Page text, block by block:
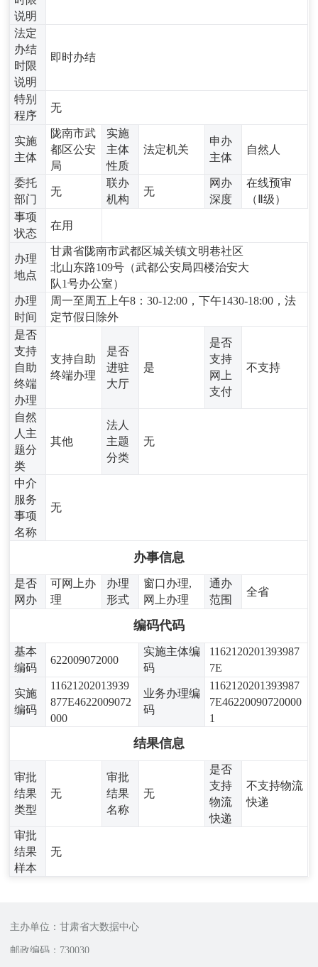
说明
法定
办结
时限
说明
即时办结
特别
程序
无
实施
主体
陇南市武
都区公安
局
实施
主体
性质
法定机关
申办
主体
自然人
委托
部门
无
联办
机构
无
网办
深度
在线预审
（Ⅱ级）
事项
状态
在用
办理
地点
甘肃省陇南市武都区城关镇文明巷社区
北山东路109号（武都公安局四楼治安大
队1号办公室）
办理
时间
周一至周五上午8：30-12:00，下午1430-18:00，法
定节假日除外
是否
支持
自助
终端
办理
支持自助
终端办理
是否
进驻
大厅
是
是否
支持
网上
支付
不支持
自然
人主
题分
类
其他
法人
主题
分类
无
中介
服务
事项
名称
无
办事信息
是否
网办
可网上办
理
办理
形式
窗口办理,
网上办理
通办
范围
全省
编码代码
基本
编码
622009072000
实施主体编
码
1162120201393987
7E
实施
编码
11621202013939
877E4622009072
000
业务办理编
码
1162120201393987
7E46220090720000
1
结果信息
审批
结果
类型
无
审批
结果
名称
无
是否
支持
物流
快递
不支持物流
快递
审批
结果
样本
无
主办单位：甘肃省大数据中心
邮政编码：730030